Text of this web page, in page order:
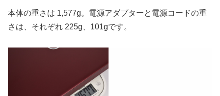
本体の重さは 1,577g。電源アダプターと電源コードの重
さは、それぞれ 225g、101gです。